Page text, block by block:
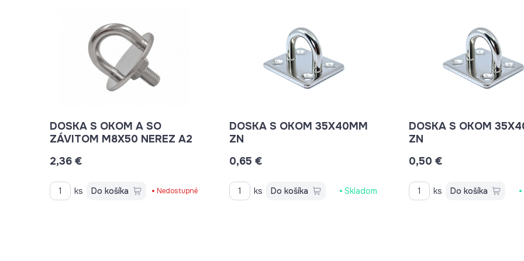
DOSKA S OKOM A SO
ZÁVITOM M8X50 NEREZ A2
2,36 €
ks Do košíka Nedostupné
DOSKA S OKOM 35X40MM
ZN
0,65 €
ks Do košíka Skladom
DOSKA S OKOM
ZN
0,50 €
ks Do košíka